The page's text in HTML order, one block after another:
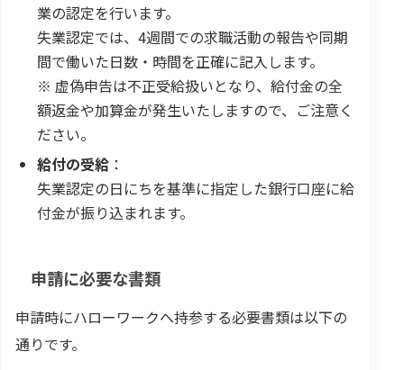
業の認定を行います。
失業認定では、4週間での求職活動の報告や同期
間で働いた日数・時間を正確に記入します。
※ 虚偽申告は不正受給扱いとなり、給付金の全
額返金や加算金が発生いたしますので、ご注意く
ださい。
給付の受給 ：
失業認定の日にちを基準に指定した銀行口座に給
付金が振り込まれます。
申請に必要な書類
申請時にハローワークへ持参する必要書類は以下の
通りです。